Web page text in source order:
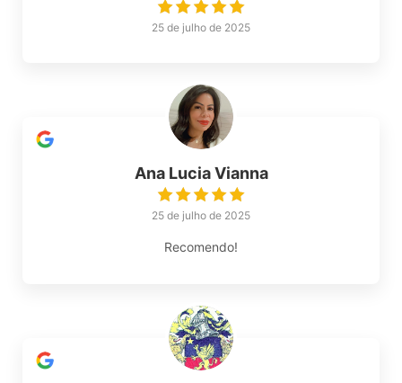
25 de julho de 2025
Ana Lucia Vianna
25 de julho de 2025
Recomendo!